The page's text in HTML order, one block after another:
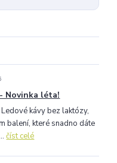
Novinka léta!
kávy bez laktózy,
balení, které snadno dáte
číst celé